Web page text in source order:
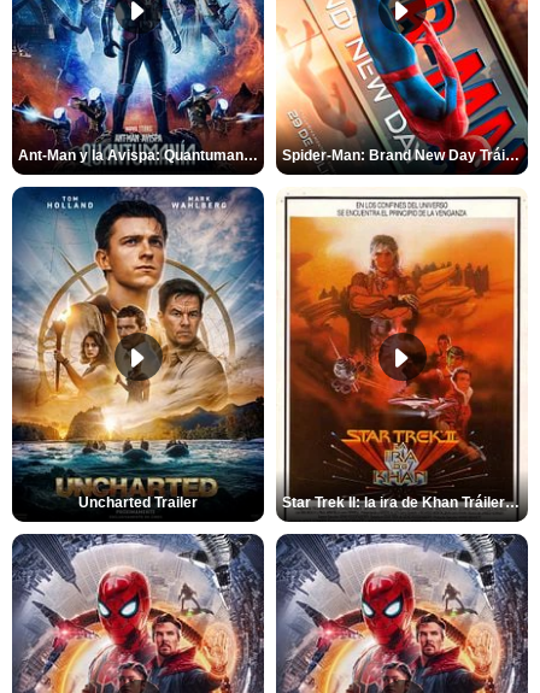
Ant-Man y la Avispa: Quantumanía Tráiler (2) Spider-Man: Brand New Day Tráiler (3)
Uncharted Trailer Star Trek II: la ira de Khan Tráiler VO